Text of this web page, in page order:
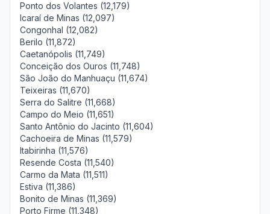
Ponto dos Volantes (12,179)
Icaraí de Minas (12,097)
Congonhal (12,082)
Berilo (11,872)
Caetanópolis (11,749)
Conceição dos Ouros (11,748)
São João do Manhuaçu (11,674)
Teixeiras (11,670)
Serra do Salitre (11,668)
Campo do Meio (11,651)
Santo Antônio do Jacinto (11,604)
Cachoeira de Minas (11,579)
Itabirinha (11,576)
Resende Costa (11,540)
Carmo da Mata (11,511)
Estiva (11,386)
Bonito de Minas (11,369)
Porto Firme (11,348)